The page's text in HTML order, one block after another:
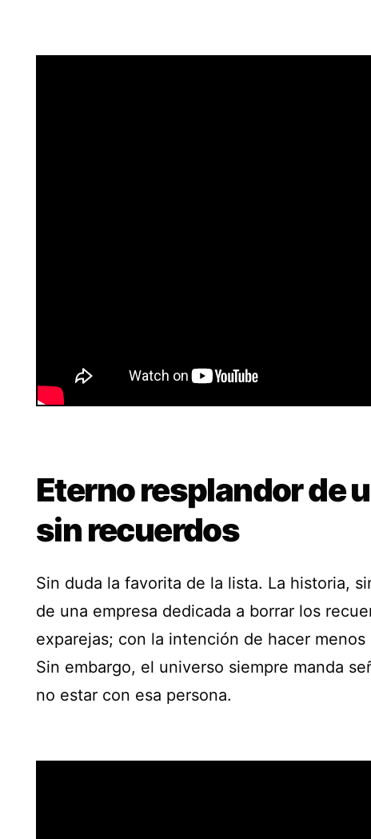
Eterno resplandor de
sin recuerdos
Sin duda la favorita de la lista. La historia,
de una empresa dedicada a borrar los
exparejas; con la intención de hacer menos
Sin embargo, el universo siempre manda
no estar con esa persona.